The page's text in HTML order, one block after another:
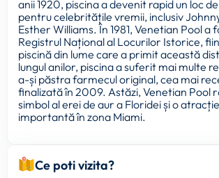
anii 1920, piscina a devenit rapid un loc
pentru celebritățile vremii, inclusiv
Esther Williams. În 1981, Venetian Pool a
Registrul Național al Locurilor Istorice,
piscină din lume care a primit această
lungul anilor, piscina a suferit mai multe
a-și păstra farmecul original, cea mai
finalizată în 2009. Astăzi, Venetian Pool
simbol al erei de aur a Floridei și o
importantă în zona Miami.
Ce poti vizita?